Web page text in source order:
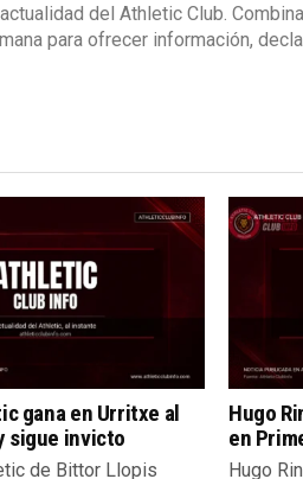
del Athletic Club.
para ofrecer información,
gana en Urritxe al
sigue invicto
de Bittor Llopis
Hugo
en
Hugo